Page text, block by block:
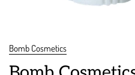
Bomb Cosmetics